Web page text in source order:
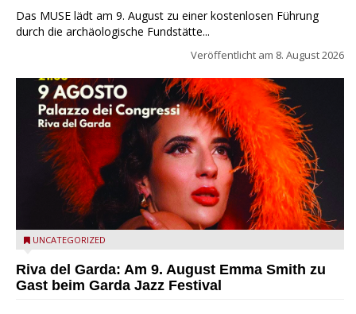
Das MUSE lädt am 9. August zu einer kostenlosen Führung
durch die archäologische Fundstätte...
Veröffentlicht am 8. August 2026
Riva del Garda - Emma Smith zu Gast beim Garda Jazz
UNCATEGORIZED
Riva del Garda: Am 9. August Emma Smith zu
Gast beim Garda Jazz Festival